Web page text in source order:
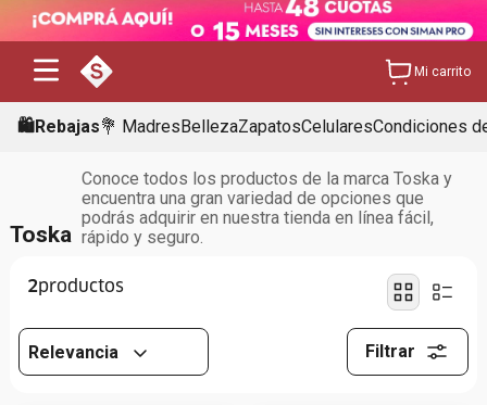
Mi carrito
🛍️Rebajas💐 MadresBellezaZapatosCelularesCondiciones
Toska
Conoce todos los productos de la marca Toska y
encuentra una gran variedad de opciones que
podrás adquirir en nuestra tienda en línea fácil,
rápido y seguro.
2
Relevancia Filtrar